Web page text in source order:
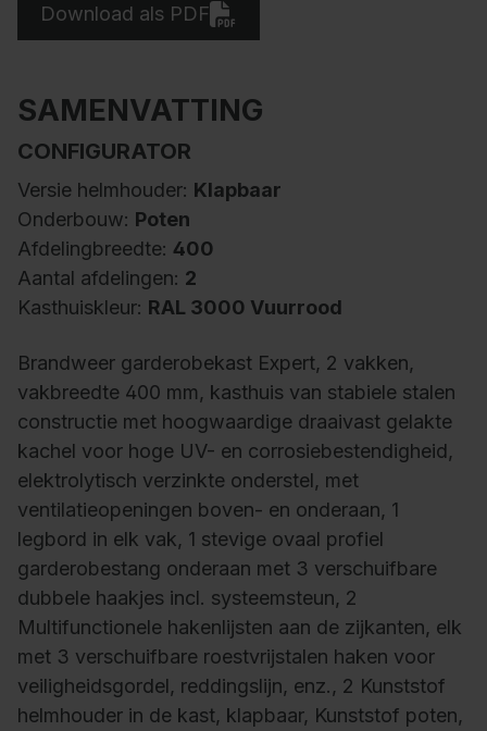
Download als PDF
SAMENVATTING
CONFIGURATOR
Versie helmhouder: Klapbaar
Onderbouw: Poten
Afdelingbreedte: 400
Aantal afdelingen: 2
Kasthuiskleur: RAL 3000 Vuurrood
Brandweer garderobekast Expert, 2 vakken,
vakbreedte 400 mm, kasthuis van stabiele stalen
constructie met hoogwaardige draaivast gelakte
kachel voor hoge UV- en corrosiebestendigheid,
elektrolytisch verzinkte onderstel, met
ventilatieopeningen boven- en onderaan, 1
legbord in elk vak, 1 stevige ovaal profiel
garderobestang onderaan met 3 verschuifbare
dubbele haakjes incl. systeemsteun, 2
Multifunctionele hakenlijsten aan de zijkanten, elk
met 3 verschuifbare roestvrijstalen haken voor
veiligheidsgordel, reddingslijn, enz., 2 Kunststof
helmhouder in de kast, klapbaar, Kunststof poten,